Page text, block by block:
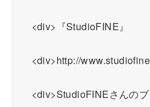
    <div>『StudioFINE』
<div>http://
<div>StudioFINEさんのブ